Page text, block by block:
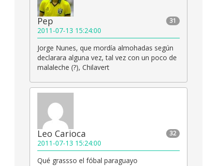
31
Pep
2011-07-13 15:24:00
Jorge Nunes, que mordía almohadas según
declarara alguna vez, tal vez con un poco de
malaleche (?), Chilavert
32
Leo Carioca
2011-07-13 15:24:00
Qué grassso el fóbal paraguayo